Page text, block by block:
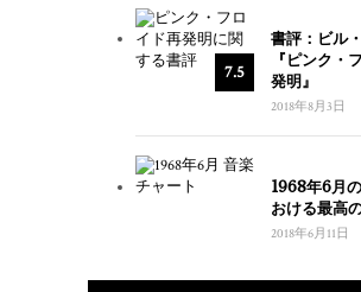
7.5
書評：ビル
『ピンク・
発明』
2018年8月3日
1968年6月
おける最高
2018年6月11日